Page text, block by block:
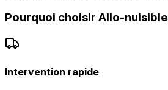
Pourquoi choisir Allo-
Intervention rapide